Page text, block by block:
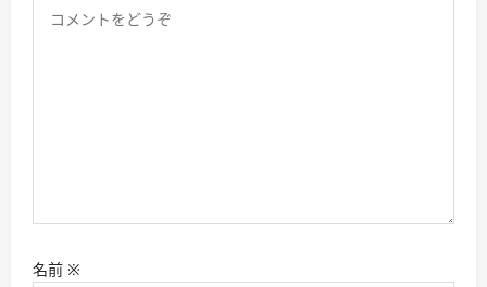
名前 ※